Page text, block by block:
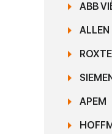
ABB
ALLEN
APEM